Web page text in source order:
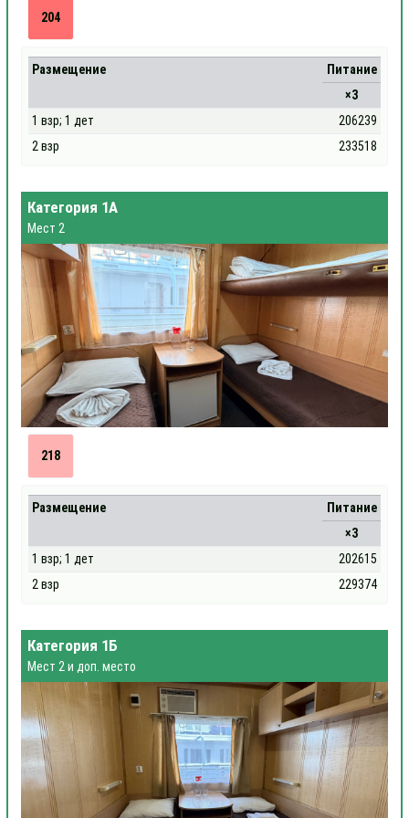
204
Размещение
Питание
×3
1 взр; 1 дет
206239
2 взр
233518
Категория 1А
Мест 2
218
Размещение
Питание
×3
1 взр; 1 дет
202615
2 взр
229374
Категория 1Б
Мест 2 и доп. место